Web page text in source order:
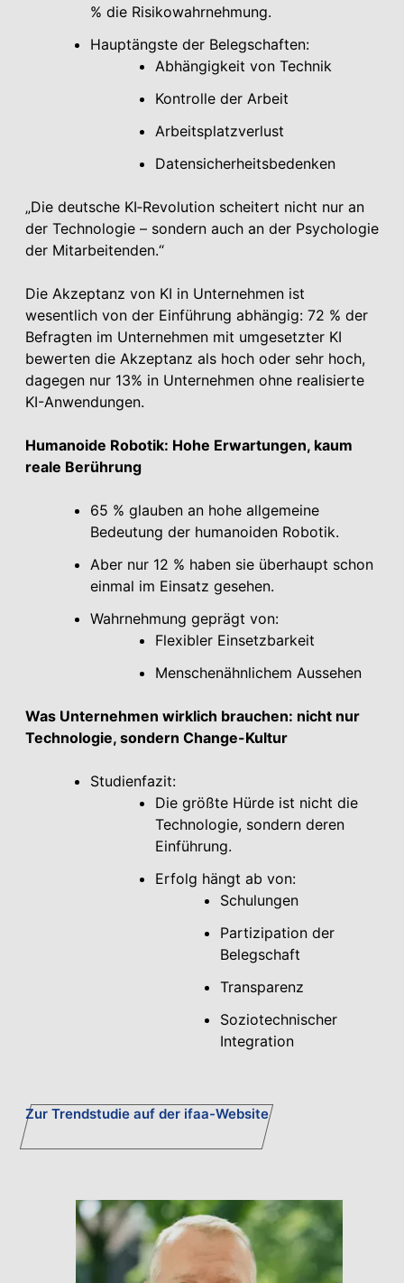
% die Risikowahrnehmung.
Hauptängste der Belegschaften:
Abhängigkeit von Technik
Kontrolle der Arbeit
Arbeitsplatzverlust
Datensicherheitsbedenken
„Die deutsche KI‑Revolution scheitert nicht nur an
der Technologie – sondern auch an der Psychologie
der Mitarbeitenden.“
Die Akzeptanz von KI in Unternehmen ist
wesentlich von der Einführung abhängig: 72 % der
Befragten im Unternehmen mit umgesetzter KI
bewerten die Akzeptanz als hoch oder sehr hoch,
dagegen nur 13% in Unternehmen ohne realisierte
KI-Anwendungen.
Humanoide Robotik: Hohe Erwartungen, kaum
reale Berührung
65 % glauben an hohe allgemeine
Bedeutung der humanoiden Robotik.
Aber nur 12 % haben sie überhaupt schon
einmal im Einsatz gesehen.
Wahrnehmung geprägt von:
Flexibler Einsetzbarkeit
Menschenähnlichem Aussehen
Was Unternehmen wirklich brauchen: nicht nur
Technologie, sondern Change-Kultur
Studienfazit:
Die größte Hürde ist nicht die
Technologie, sondern deren
Einführung.
Erfolg hängt ab von:
Schulungen
Partizipation der
Belegschaft
Transparenz
Soziotechnischer
Integration
Zur Trendstudie auf der ifaa-Website